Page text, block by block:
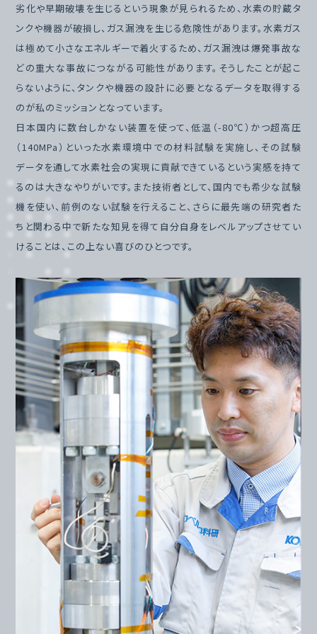
劣化や早期破壊を生じるという現象が見られるため、水素の貯蔵タ
ンクや機器が破損し、ガス漏洩を生じる危険性があります。水素ガス
は極めて小さなエネルギーで着火するため、ガス漏洩は爆発事故な
どの重大な事故につながる可能性があります。そうしたことが起こ
らないように、タンクや機器の設計に必要となるデータを取得する
のが私のミッションとなっています。
日本国内に数台しかない装置を使って、低温（-80℃）かつ超高圧
（140MPa）といった水素環境中での材料試験を実施し、その試験
データを通して水素社会の実現に貢献できているという実感を持て
るのは大きなやりがいです。また技術者として、国内でも希少な試験
機を使い、前例のない試験を行えること、さらに最先端の研究者た
ちと関わる中で新たな知見を得て自分自身をレベルアップさせてい
けることは、この上ない喜びのひとつです。